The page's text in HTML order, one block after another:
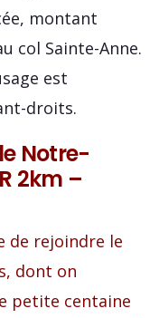
montant
col Sainte-Anne.
est
droits.
Notre-
2km –
de rejoindre le
dont on
petite centaine